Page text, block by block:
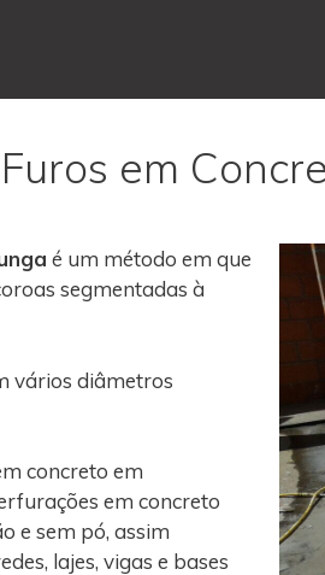
em
é um método em que
segmentadas à
vários diâmetros
concreto em
em concreto
e sem pó, assim
lajes, vigas e bases